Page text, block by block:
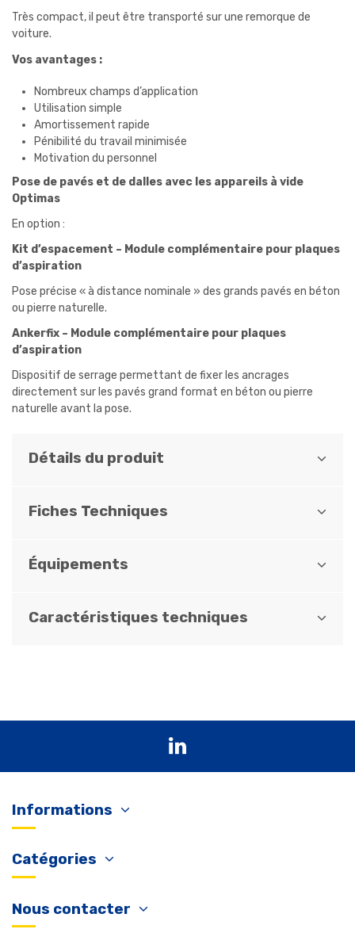
Très compact, il peut être transporté sur une remorque de
voiture.
Vos avantages :
Nombreux champs d’application
Utilisation simple
Amortissement rapide
Pénibilité du travail minimisée
Motivation du personnel
Pose de pavés et de dalles avec les appareils à vide
Optimas
En option :
Kit d’espacement – Module complémentaire pour plaques
d’aspiration
Pose précise « à distance nominale » des grands pavés en béton
ou pierre naturelle.
Ankerfix – Module complémentaire pour plaques
d’aspiration
Dispositif de serrage permettant de fixer les ancrages
directement sur les pavés grand format en béton ou pierre
naturelle avant la pose.
Détails du produit
Fiches Techniques
Équipements
Caractéristiques techniques
Informations
Catégories
Nous contacter